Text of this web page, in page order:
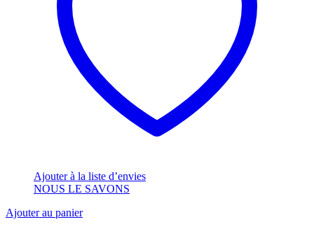
Ajouter à la liste d’envies
NOUS LE SAVONS
Ajouter au panier